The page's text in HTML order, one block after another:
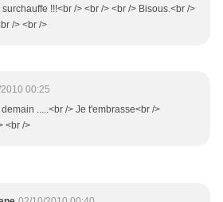
!!!<br /> <br /> <br /> Bisous.<br />
/> <br />
00:25
.....<br /> Je t'embrasse<br />
<br />